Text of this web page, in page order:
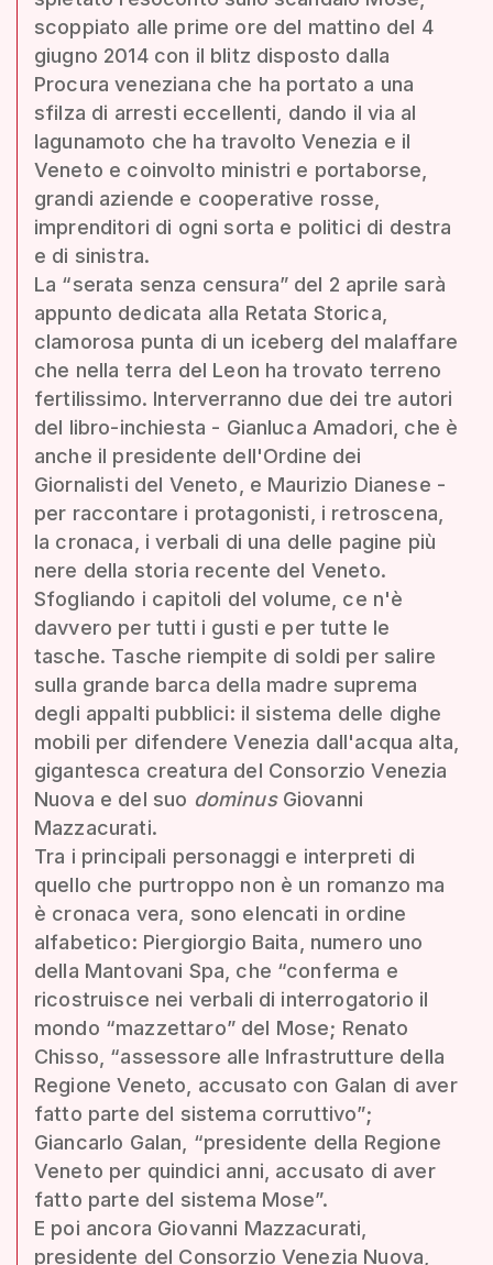
scoppiato alle prime ore del mattino del 4
giugno 2014 con il blitz disposto dalla
Procura veneziana che ha portato a una
sfilza di arresti eccellenti, dando il via al
lagunamoto che ha travolto Venezia e il
Veneto e coinvolto ministri e portaborse,
grandi aziende e cooperative rosse,
imprenditori di ogni sorta e politici di destra
e di sinistra.
La “serata senza censura” del 2 aprile sarà
appunto dedicata alla Retata Storica,
clamorosa punta di un iceberg del malaffare
che nella terra del Leon ha trovato terreno
fertilissimo. Interverranno due dei tre autori
del libro-inchiesta - Gianluca Amadori, che è
anche il presidente dell'Ordine dei
Giornalisti del Veneto, e Maurizio Dianese -
per raccontare i protagonisti, i retroscena,
la cronaca, i verbali di una delle pagine più
nere della storia recente del Veneto.
Sfogliando i capitoli del volume, ce n'è
davvero per tutti i gusti e per tutte le
tasche. Tasche riempite di soldi per salire
sulla grande barca della madre suprema
degli appalti pubblici: il sistema delle dighe
mobili per difendere Venezia dall'acqua alta,
gigantesca creatura del Consorzio Venezia
Nuova e del suo dominusGiovanni
Mazzacurati.
Tra i principali personaggi e interpreti di
quello che purtroppo non è un romanzo ma
è cronaca vera, sono elencati in ordine
alfabetico: Piergiorgio Baita, numero uno
della Mantovani Spa, che “conferma e
ricostruisce nei verbali di interrogatorio il
mondo “mazzettaro” del Mose; Renato
Chisso, “assessore alle Infrastrutture della
Regione Veneto, accusato con Galan di aver
fatto parte del sistema corruttivo”;
Giancarlo Galan, “presidente della Regione
Veneto per quindici anni, accusato di aver
fatto parte del sistema Mose”.
E poi ancora Giovanni Mazzacurati,
presidente del Consorzio Venezia Nuova,